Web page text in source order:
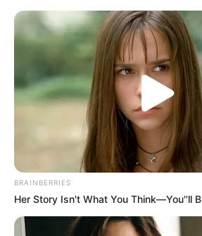
Lata de Leite
Noel Porta Panetone
BRAINBERRIES
Her Story Isn't What You Think—You''ll